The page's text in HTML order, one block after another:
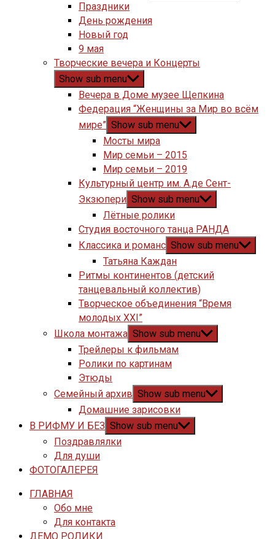
Праздники
День рождения
Новый год
9 мая
Творческие вечера и Концерты
Show sub menu
Вечера в Доме музее Щепкина
Федерация “Женщины за Мир во всём
мире” Show sub menu
Мосты мира
Мир семьи – 2015
Мир семьи – 2019
Культурный центр им. А.де Сент-
Экзюпери Show sub menu
Лётные ролики
Студия восточного танца РАНДА
Классика и романс Show sub menu
Татьяна Каждан
Ритмы континентов (детский
танцевальный коллектив)
Творческое объединения “Время
молодых XXI”
Школа монтажа Show sub menu
Трейлеры к фильмам
Ролики по картинам
Этюды
Семейный архив Show sub menu
Домашние зарисовки
В РИФМУ И БЕЗ Show sub menu
Поздравлялки
Для души
ФОТОГАЛЕРЕЯ
ГЛАВНАЯ
Обо мне
Для контакта
ДЕМО РОЛИКИ